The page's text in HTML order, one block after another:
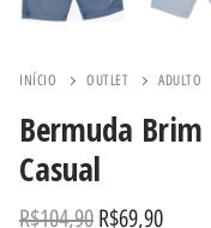
INÍCIO OUTLET ADULTO
Bermuda
Casual
R$104,90 R$69,90